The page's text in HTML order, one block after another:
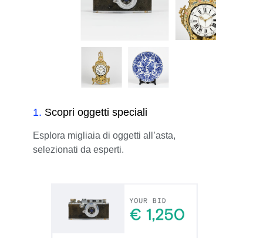
1. Scopri oggetti speciali
Esplora migliaia di oggetti all’asta,
selezionati da esperti.